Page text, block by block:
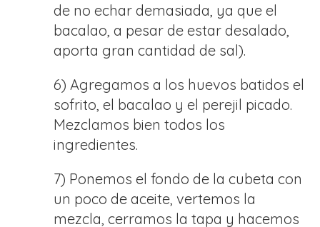
de no echar demasiada, ya que el
bacalao, a pesar de estar desalado,
aporta gran cantidad de sal).
6) Agregamos a los huevos batidos el
sofrito, el bacalao y el perejil picado.
Mezclamos bien todos los
ingredientes.
7) Ponemos el fondo de la cubeta con
un poco de aceite, vertemos la
mezcla, cerramos la tapa y hacemos